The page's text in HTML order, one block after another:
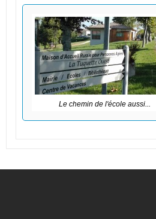
Le chemin de l'école aussi...